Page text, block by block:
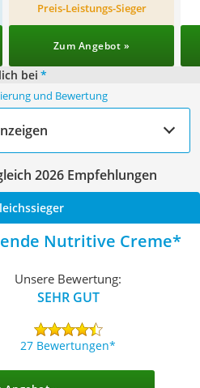
Preis-Leistungs-Sieger
Zum Angebot »
bei *
und Bewertung
2026 Empfehlungen
Nutritive Creme
Unsere Bewertung:
SEHR GUT
27 Bewertungen